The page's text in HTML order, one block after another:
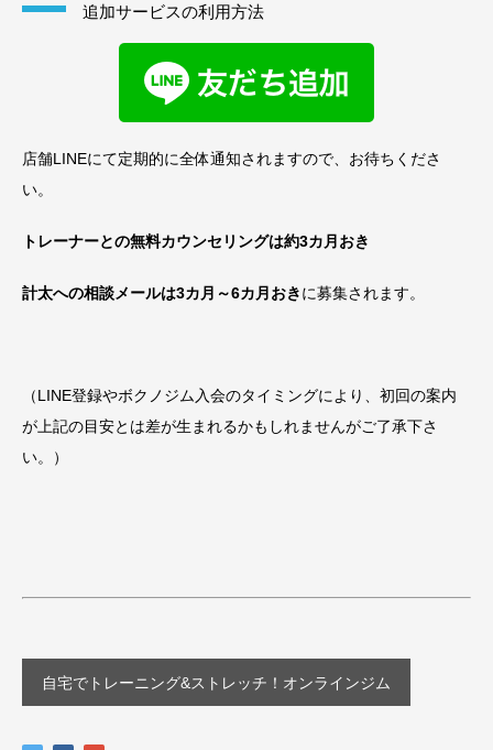
追加サービスの利用方法
店舗LINEにて定期的に全体通知されますので、お待ちくださ
い。
トレーナーとの無料カウンセリングは約3カ月おき
計太への相談メールは3カ月～6カ月おきに募集されます。
（LINE登録やボクノジム入会のタイミングにより、初回の案内
が上記の目安とは差が生まれるかもしれませんがご了承下さ
い。）
自宅でトレーニング&ストレッチ！オンラインジム